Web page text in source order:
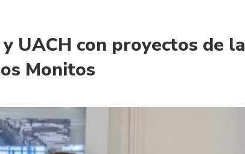
UACH con proyectos de la
Monitos